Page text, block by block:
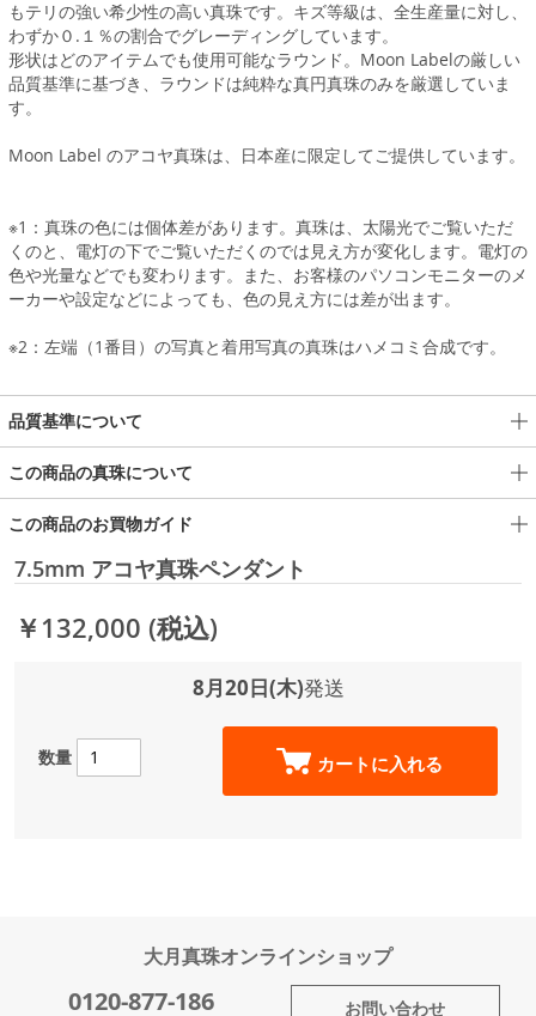
もテリの強い希少性の高い真珠です。キズ等級は、全生産量に対し、
わずか０.１％の割合でグレーディングしています。
形状はどのアイテムでも使用可能なラウンド。Moon Labelの厳しい
品質基準に基づき、ラウンドは純粋な真円真珠のみを厳選していま
す。
Moon Label のアコヤ真珠は、日本産に限定してご提供しています。
※1：真珠の色には個体差があります。真珠は、太陽光でご覧いただ
くのと、電灯の下でご覧いただくのでは見え方が変化します。電灯の
色や光量などでも変わります。また、お客様のパソコンモニターのメ
ーカーや設定などによっても、色の見え方には差が出ます。
※2：左端（1番目）の写真と着用写真の真珠はハメコミ合成です。
品質基準について
この商品の真珠について
この商品のお買物ガイド
7.5mm アコヤ真珠ペンダント
￥132,000 (税込)
8月20日(木)発送
数量 カートに入れる
大月真珠オンラインショップ
0120-877-186 お問い合わせ